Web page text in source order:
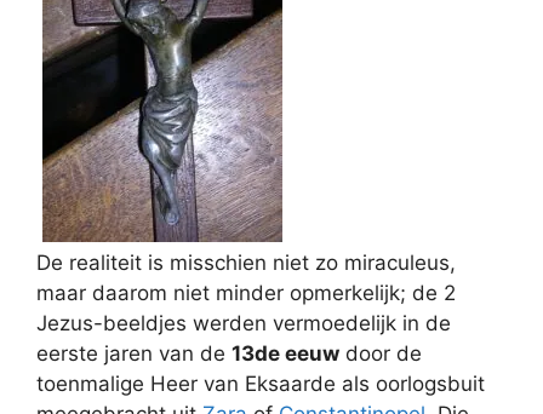
De realiteit is misschien niet zo miraculeus,
maar daarom niet minder opmerkelijk; de 2
Jezus-beeldjes werden vermoedelijk in de
eerste jaren van de 13de eeuw door de
toenmalige Heer van Eksaarde als oorlogsbuit